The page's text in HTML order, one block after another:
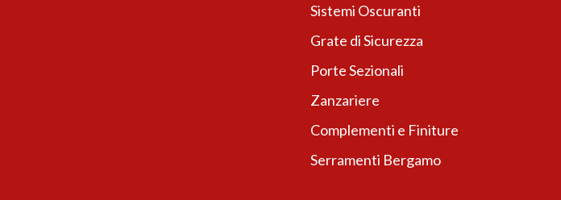
Sistemi Oscuranti
Grate di Sicurezza
Porte Sezionali
Zanzariere
Complementi e Finiture
Serramenti Bergamo